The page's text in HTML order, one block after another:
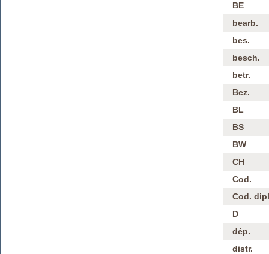
BE
bearb.
bes.
besch.
betr.
Bez.
BL
BS
BW
CH
Cod.
Cod.
D
dép.
distr.